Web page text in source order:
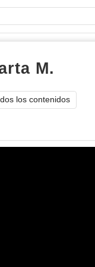
M.
los contenidos